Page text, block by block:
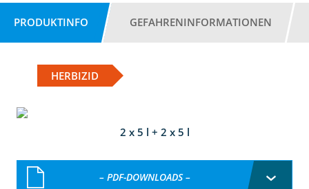
PRODUKTINFO GEFAHRENINFORMATIONEN
HERBIZID
2 x 5 l + 2 x 5 l
– PDF-DOWNLOADS –